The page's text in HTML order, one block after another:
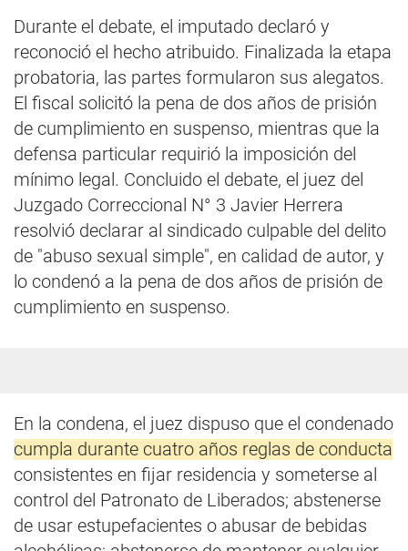
Durante el debate, el imputado declaró y
reconoció el hecho atribuido. Finalizada la etapa
probatoria, las partes formularon sus alegatos.
El fiscal solicitó la pena de dos años de prisión
de cumplimiento en suspenso, mientras que la
defensa particular requirió la imposición del
mínimo legal. Concluido el debate, el juez del
Juzgado Correccional N° 3 Javier Herrera
resolvió declarar al sindicado culpable del delito
de "abuso sexual simple", en calidad de autor, y
lo condenó a la pena de dos años de prisión de
cumplimiento en suspenso.
En la condena, el juez dispuso que el condenado
cumpla durante cuatro años reglas de conducta
consistentes en fijar residencia y someterse al
control del Patronato de Liberados; abstenerse
de usar estupefacientes o abusar de bebidas